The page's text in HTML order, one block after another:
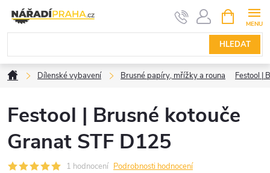
obsah
HLEDAT
NÁKUPNÍ
KOŠÍK
DomůDílenské vybavení Brusné papíry, mřížky a rouna Festool |
Festool | Brusné kotouče
Granat STF D125
1 hodnocení Podrobnosti hodnocení